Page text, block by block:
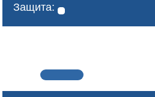
Защита: